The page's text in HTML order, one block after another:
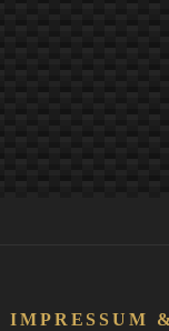
IMPRESSUM &